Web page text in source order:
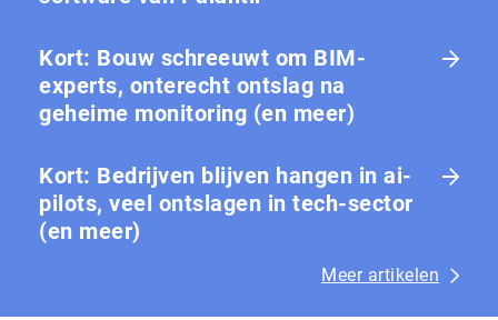
Kort: Bouw schreeuwt om BIM-
experts, onterecht ontslag na
geheime monitoring (en meer)
Kort: Bedrijven blijven hangen in ai-
pilots, veel ontslagen in tech-sector
(en meer)
Meer artikelen